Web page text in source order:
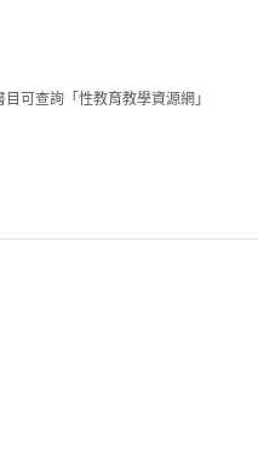
查詢「性教育教學資源網」